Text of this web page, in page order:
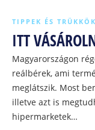
TIPPEK ÉS TRÜKKÖK
ITT
Magyarországon
reálbérek, ami
meglátszik. Most
illetve azt is
hipermarketek…